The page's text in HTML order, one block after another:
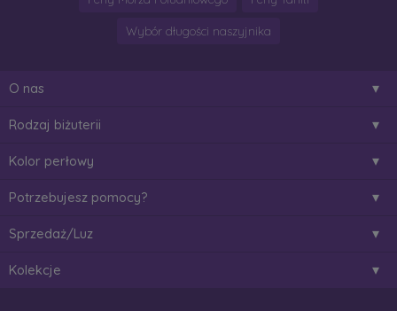
Wybór długości naszyjnika
O nas
Rodzaj biżuterii
Kolor perłowy
Potrzebujesz pomocy?
Sprzedaż/Luz
Kolekcje